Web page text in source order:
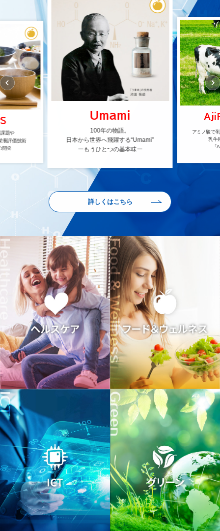
題や
養評価技術
開発
Umami
100年の物語。
日本から世界へ飛躍する“Umami”
ーもうひとつの基本味ー
アミノ酸で
乳牛
「
詳しくはこちら